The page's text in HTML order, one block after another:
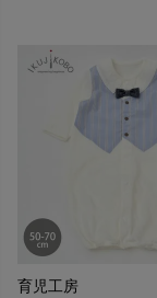
育児工房